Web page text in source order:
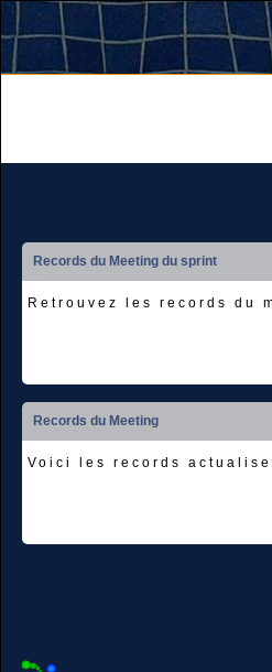
Records du Meeting du sprint
Retrouvez les records du
Records du Meeting
Voici les records